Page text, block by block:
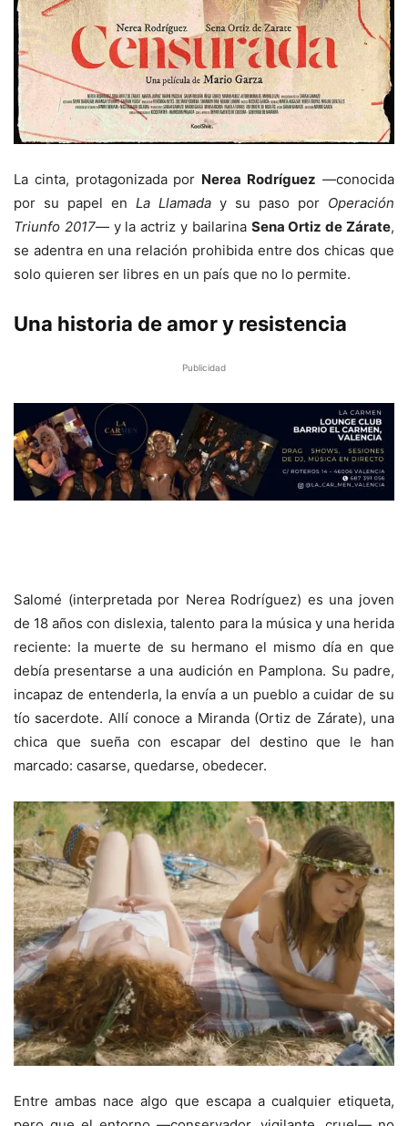
La cinta, protagonizada por Nerea Rodríguez —conocida
por su papel en La Llamada y su paso por Operación
Triunfo 2017— y la actriz y bailarina Sena Ortiz de Zárate,
se adentra en una relación prohibida entre dos chicas que
solo quieren ser libres en un país que no lo permite.
Una historia de amor y resistencia
Publicidad
Salomé (interpretada por Nerea Rodríguez) es una joven
de 18 años con dislexia, talento para la música y una herida
reciente: la muerte de su hermano el mismo día en que
debía presentarse a una audición en Pamplona. Su padre,
incapaz de entenderla, la envía a un pueblo a cuidar de su
tío sacerdote. Allí conoce a Miranda (Ortiz de Zárate), una
chica que sueña con escapar del destino que le han
marcado: casarse, quedarse, obedecer.
Entre ambas nace algo que escapa a cualquier etiqueta,